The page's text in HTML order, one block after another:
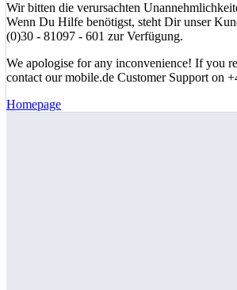
Wir bitten die verursachten
Wenn Du Hilfe benötigst, steht Dir unser
(0)30 - 81097 - 601 zur Verfügung.
We apologise for any inconvenience! If you
contact our mobile.de Customer Support on
Homepage